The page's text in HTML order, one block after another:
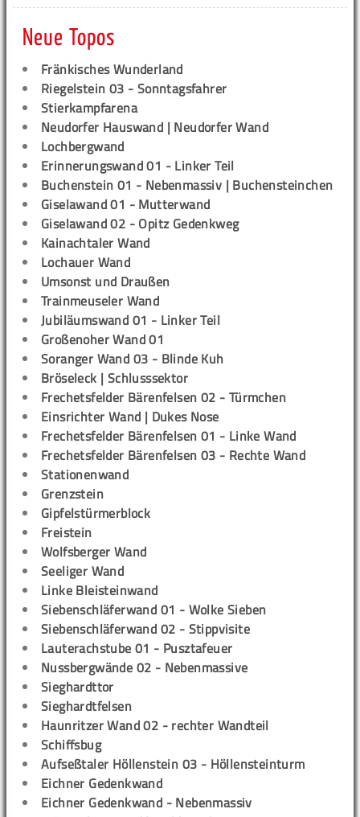
Neue Topos
Fränkisches Wunderland
Riegelstein 03 - Sonntagsfahrer
Stierkampfarena
Neudorfer Hauswand | Neudorfer Wand
Lochbergwand
Erinnerungswand 01 - Linker Teil
Buchenstein 01 - Nebenmassiv | Buchensteinchen
Giselawand 01 - Mutterwand
Giselawand 02 - Opitz Gedenkweg
Kainachtaler Wand
Lochauer Wand
Umsonst und Draußen
Trainmeuseler Wand
Jubiläumswand 01 - Linker Teil
Großenoher Wand 01
Soranger Wand 03 - Blinde Kuh
Bröseleck | Schlusssektor
Frechetsfelder Bärenfelsen 02 - Türmchen
Einsrichter Wand | Dukes Nose
Frechetsfelder Bärenfelsen 01 - Linke Wand
Frechetsfelder Bärenfelsen 03 - Rechte Wand
Stationenwand
Grenzstein
Gipfelstürmerblock
Freistein
Wolfsberger Wand
Seeliger Wand
Linke Bleisteinwand
Siebenschläferwand 01 - Wolke Sieben
Siebenschläferwand 02 - Stippvisite
Lauterachstube 01 - Pusztafeuer
Nussbergwände 02 - Nebenmassive
Sieghardttor
Sieghardtfelsen
Haunritzer Wand 02 - rechter Wandteil
Schiffsbug
Aufseßtaler Höllenstein 03 - Höllensteinturm
Eichner Gedenkwand
Eichner Gedenkwand - Nebenmassiv